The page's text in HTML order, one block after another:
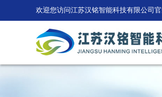
欢迎您访问江苏汉铭智能科技有限公司